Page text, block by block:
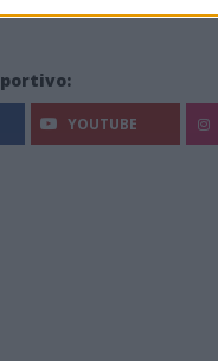
YOUTUBE